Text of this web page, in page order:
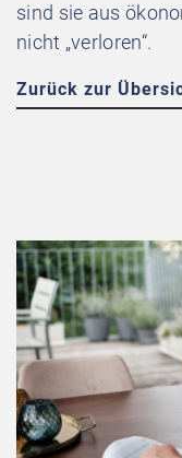
sind sie aus
nicht „verloren“.
Zurück zur